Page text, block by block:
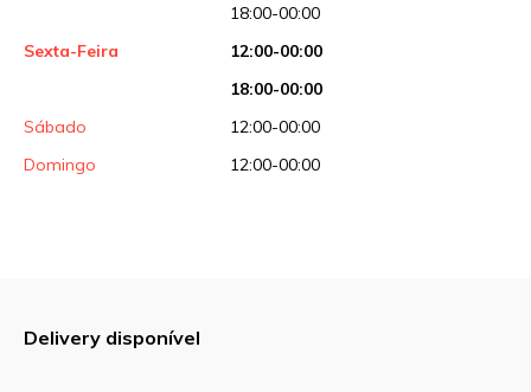
18:00-00:00
Sexta-Feira
12:00-00:00
18:00-00:00
Sábado
12:00-00:00
Domingo
12:00-00:00
Delivery disponível